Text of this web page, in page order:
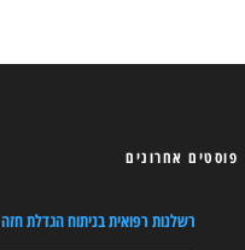
פוסטים אחרונים
רשלנות רפואית בניתוח הגדלת חזה